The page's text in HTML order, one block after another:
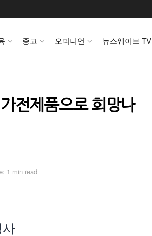
종교 오피니언 뉴스웨이브 TV
전제품으로 희망나
1 min read